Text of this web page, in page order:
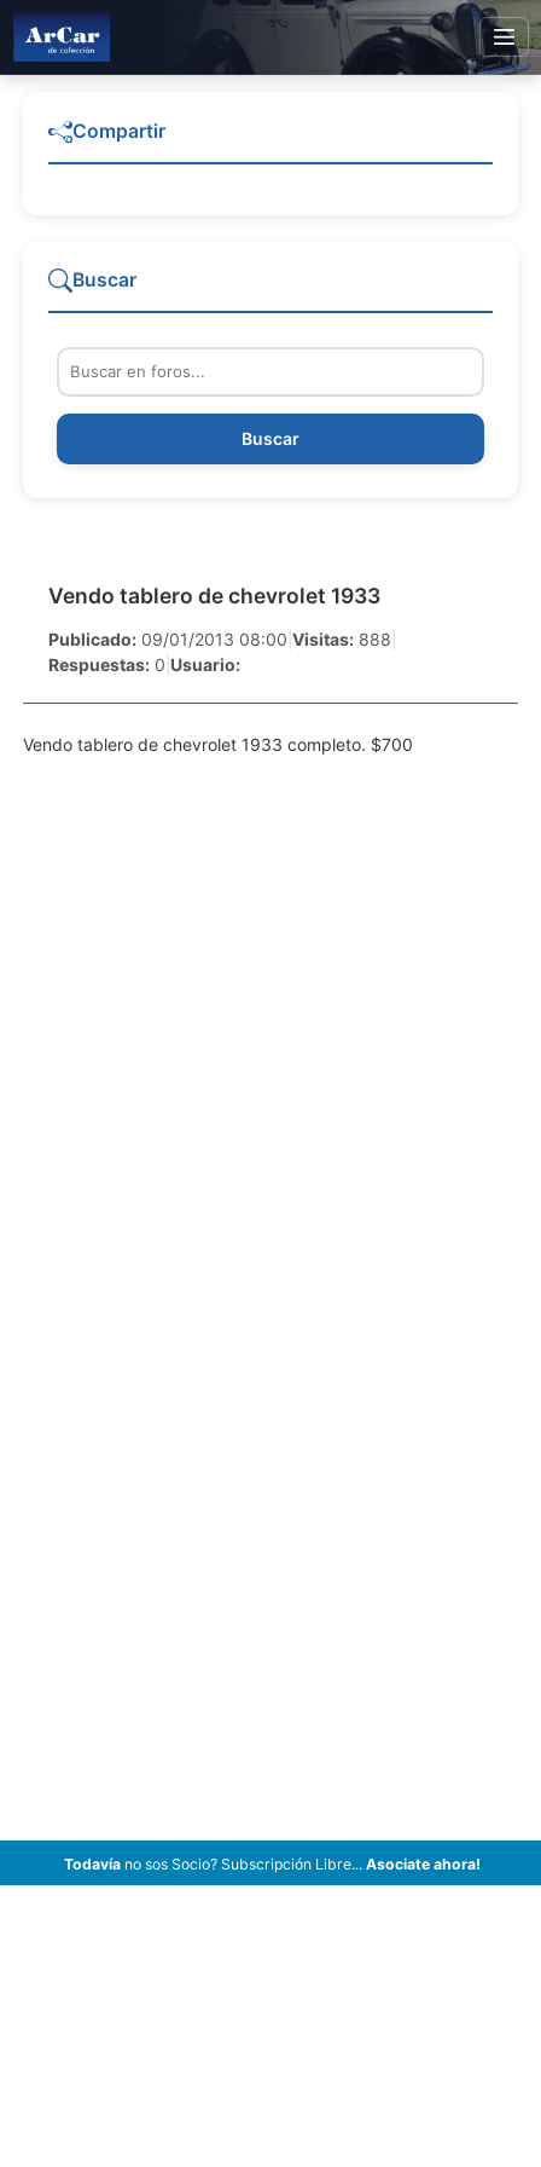
Vendo tablero de chevrolet 1933
Publicado: 09/01/2013 08:00 Visitas: 888
Respuestas: 0 Usuario:
Vendo tablero de chevrolet 1933 completo. $700
Compartir
Buscar
Buscar
Todavíano sos Socio? Subscripción Libre... Asociate ahora!